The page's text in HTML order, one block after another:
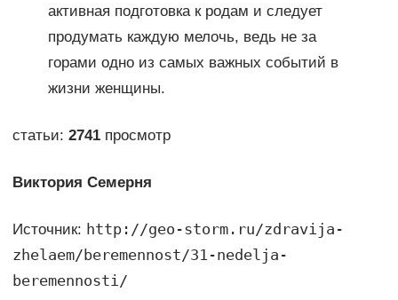
активная подготовка к родам и следует
продумать каждую мелочь, ведь не за
горами одно из самых важных событий в
жизни женщины.
статьи: 2741просмотр
Виктория Семерня
Источник: http://geo-storm.ru/zdravija-
zhelaem/beremennost/31-nedelja-
beremennosti/